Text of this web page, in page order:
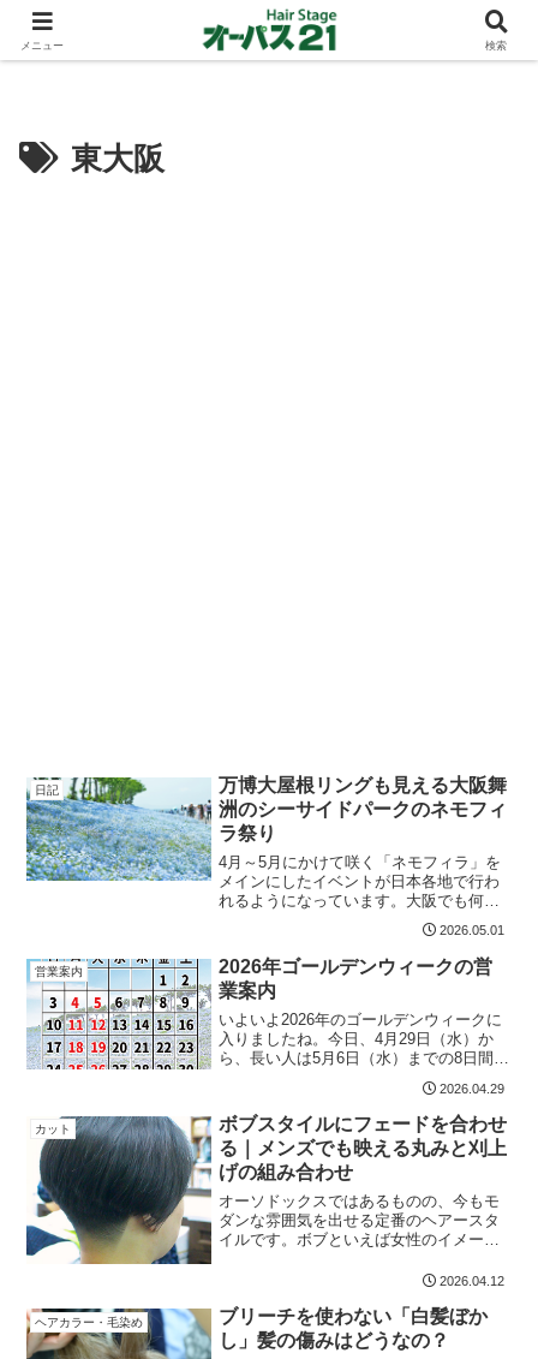
ショートカットとボブスタイルのお客様が多い東大阪のヘアーサロン 店長の与
太話
東大阪
日記
万博大屋根リングも見える大阪舞
洲のシーサイドパークのネモフィ
ラ祭り
4月～5月にかけて咲く「ネモフィラ」を
メインにしたイベントが日本各地で行わ
れるようになっています。大阪でも何か
所か行われていますが、今日の話は大阪
舞洲のシーサイドパークで行われている
「ネモフィラ祭り」。例年、割引券が組
合から回ってくることも...
2026.05.01
営業案内
2026年ゴールデンウィークの営
業案内
いよいよ2026年のゴールデンウィークに
入りましたね。今日、4月29日（水）か
ら、長い人は5月6日（水）までの8日間と
なるそうですが、お客さんと話してい
て、8連休の方は、これまでのところいま
せんでした。ほとんどの方が暦通りの休
みということで...
2026.04.29
カット
ボブスタイルにフェードを合わせ
る｜メンズでも映える丸みと刈上
げの組み合わせ
オーソドックスではあるものの、今もモ
ダンな雰囲気を出せる定番のヘアースタ
イルです。ボブといえば女性のイメージ
使えるスタイルでして、当店でも時々オ
ブとフェード調の刈上げを...
2026.04.12
ヘアカラー・毛染め
ブリーチを使わない「白髪ぼか
し」髪の傷みはどうなの？
メニュー 検索